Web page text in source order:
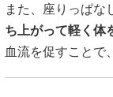
また、座りっぱな
ち上がって軽く体
血流を促すことで